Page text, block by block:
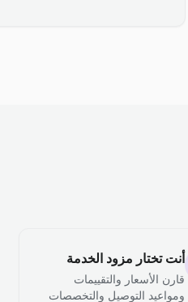
أنت تختار مزود الخدمة
قارن الأسعار والتقييمات
ومواعيد التوصيل والتخصصات